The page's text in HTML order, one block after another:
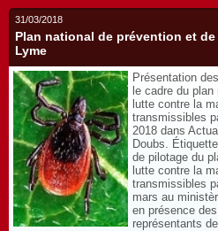
31/03/2018
Plan national de prévention et
Lyme
Présentation
le cadre du
lutte contre la
transmissibles
2018 dans
Doubs.
de pilotage du
lutte contre la
transmissibles
mars au
en présence
représentants